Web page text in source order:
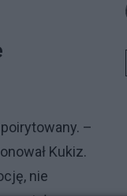
–
Kukiz.
nie